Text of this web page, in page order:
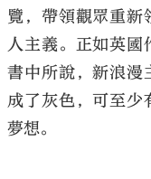
覽，帶領觀眾重新
人主義。正如英
書中所說，新浪漫
成了灰色，可至少
夢想。